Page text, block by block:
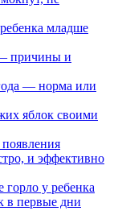
младше
причины и
— норма или
яблок своими
и эффективно
горло у ребенка
в первые дни